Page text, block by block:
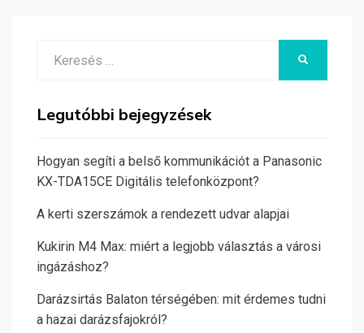
Legutóbbi bejegyzések
Hogyan segíti a belső kommunikációt a Panasonic
KX-TDA15CE Digitális telefonközpont?
A kerti szerszámok a rendezett udvar alapjai
Kukirin M4 Max: miért a legjobb választás a városi
ingázáshoz?
Darázsirtás Balaton térségében: mit érdemes tudni
a hazai darázsfajokról?